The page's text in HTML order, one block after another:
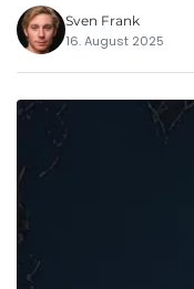
Sven Frank
16. August 2025